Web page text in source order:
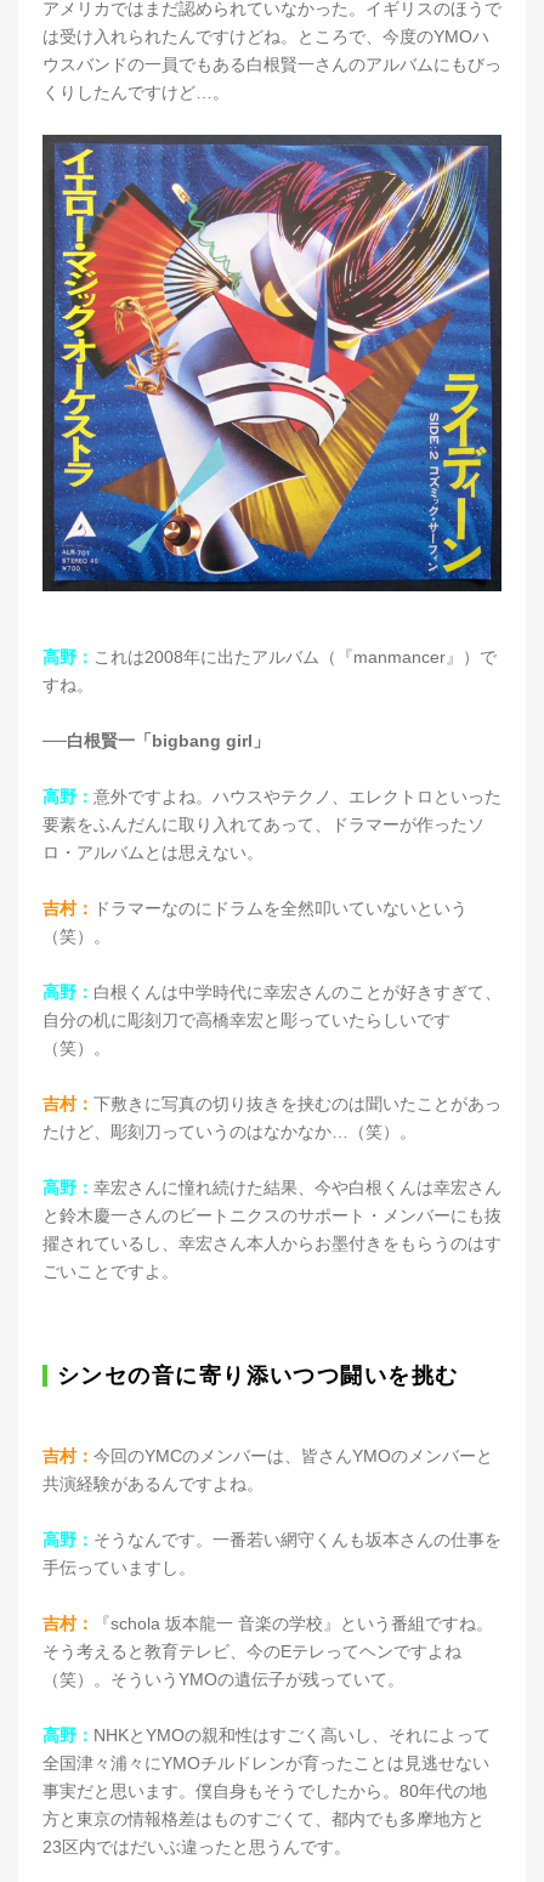
アメリカではまだ認められていなかった。イギリスのほうで
は受け入れられたんですけどね。ところで、今度のYMOハ
ウスバンドの一員でもある白根賢一さんのアルバムにもびっ
くりしたんですけど…。
高野： これは2008年に出たアルバム（『manmancer』）で
すね。
──白根賢一「bigbang girl」
高野： 意外ですよね。ハウスやテクノ、エレクトロといった
要素をふんだんに取り入れてあって、ドラマーが作ったソ
ロ・アルバムとは思えない。
吉村：
ドラマーなのにドラムを全然叩いていないという
（笑）。
高野： 白根くんは中学時代に幸宏さんのことが好きすぎて、
自分の机に彫刻刀で高橋幸宏と彫っていたらしいです
（笑）。
吉村： 下敷きに写真の切り抜きを挟むのは聞いたことがあっ
たけど、彫刻刀っていうのはなかなか…（笑）。
高野： 幸宏さんに憧れ続けた結果、今や白根くんは幸宏さん
と鈴木慶一さんのビートニクスのサポート・メンバーにも抜
擢されているし、幸宏さん本人からお墨付きをもらうのはす
ごいことですよ。
シンセの音に寄り添いつつ闘いを挑む
吉村： 今回のYMCのメンバーは、皆さんYMOのメンバーと
共演経験があるんですよね。
高野： そうなんです。一番若い網守くんも坂本さんの仕事を
手伝っていますし。
吉村：
『schola 坂本龍一 音楽の学校』という番組ですね。
そう考えると教育テレビ、今のEテレってヘンですよね
（笑）。そういうYMOの遺伝子が残っていて。
高野： NHKとYMOの親和性はすごく高いし、それによって
全国津々浦々にYMOチルドレンが育ったことは見逃せない
事実だと思います。僕自身もそうでしたから。80年代の地
方と東京の情報格差はものすごくて、都内でも多摩地方と
23区内ではだいぶ違ったと思うんです。